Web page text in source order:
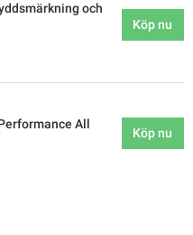
och
Köp nu
All
Köp nu